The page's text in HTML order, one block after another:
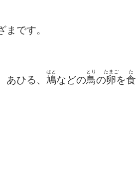
まです。
ひる、 鳩
はと
などの鳥
とり
の卵
たまご
を食
た